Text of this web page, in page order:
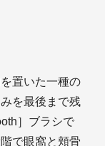
置いた一種の
を最後まで残
］ブラシで
で眼窩と頬骨